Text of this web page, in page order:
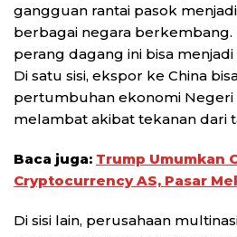
gangguan rantai pasok
berbagai negara berkembang.
perang dagang ini bisa
Di satu sisi, ekspor ke China
pertumbuhan ekonomi Negeri
melambat akibat tekanan dari
Baca juga: Trump Umumkan
Cryptocurrency AS, Pasar
Di sisi lain, perusahaan